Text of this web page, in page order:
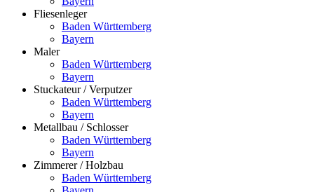
Fliesenleger
Baden Württemberg
Bayern
Maler
Baden Württemberg
Bayern
Stuckateur / Verputzer
Baden Württemberg
Bayern
Metallbau / Schlosser
Baden Württemberg
Bayern
Zimmerer / Holzbau
Baden Württemberg